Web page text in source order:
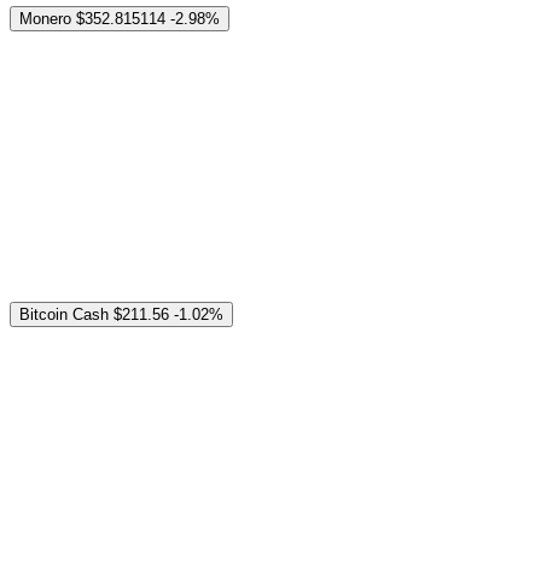
Monero $352.815114 -2.98%
Bitcoin Cash $211.56 -1.02%